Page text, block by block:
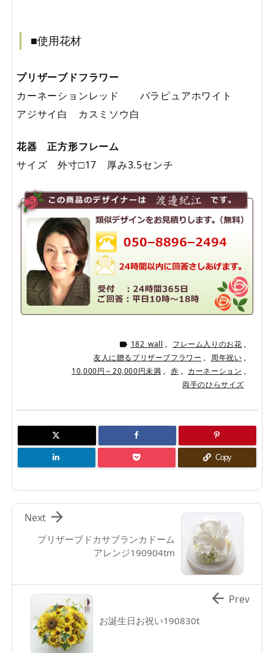
■使用花材
プリザーブドフラワー
カーネーションレッド バラピュアホワイト
アジサイ白 カスミソウ白
花器 正方形フレーム
サイズ 外寸□17 厚み3.5センチ
 182_wall , フレーム入りのお花 ,
友人に贈るブリザーブフラワー , 周年祝い ,
10,000円～20,000円未満 , 赤 , カーネーション ,
両手のひらサイズ
Copy
プリザーブドカサブランカドーム
アレンジ190904tm

Next
お誕生日お祝い190830t
 Prev